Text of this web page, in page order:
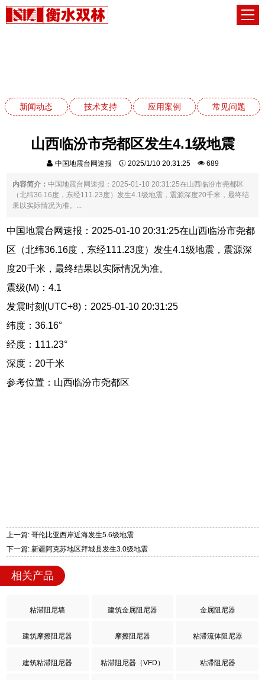
新闻动态 技术支持 应用案例 常见问题
山西临汾市尧都区发生4.1级地震
中国地震台网速报 2025/1/10 20:31:25 689
内容简介：中国地震台网速报：2025-01-10 20:31:25在山西临汾市尧都区
（北纬36.16度，东经111.23度）发生4.1级地震，震源深度20千米，最终结
果以实际情况为准。...
中国地震台网速报：2025-01-10 20:31:25在山西临汾市尧都
区（北纬36.16度，东经111.23度）发生4.1级地震，震源深
度20千米，最终结果以实际情况为准。
震级(M)：4.1
发震时刻(UTC+8)：2025-01-10 20:31:25
纬度：36.16°
经度：111.23°
深度：20千米
参考位置：山西临汾市尧都区
上一篇: 哥伦比亚西岸近海发生5.6级地震
下一篇: 新疆阿克苏地区拜城县发生3.0级地震
相关产品
粘滞阻尼墙 建筑金属阻尼器 金属阻尼器
建筑摩擦阻尼器 摩擦阻尼器 粘滞流体阻尼器
建筑粘滞阻尼器 粘滞阻尼器（VFD） 粘滞阻尼器